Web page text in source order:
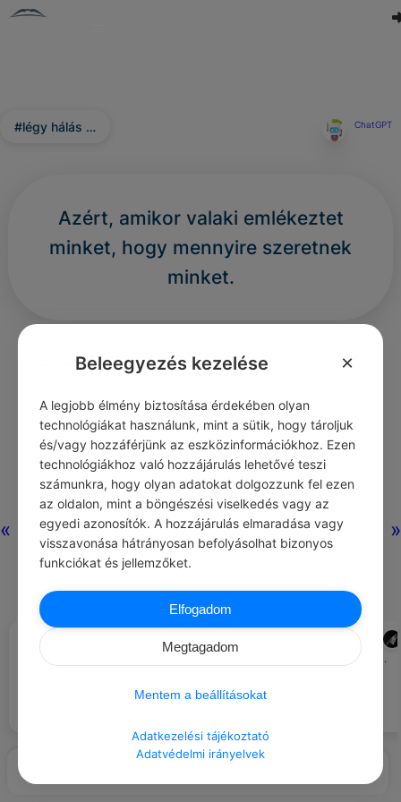
« »
#légy hálás … ChatGPT
Azért, amikor valaki emlékeztet
minket, hogy mennyire szeretnek
minket.
#IDÉZETEK GONDOLAT
Fokozatosan jöttem rá, hogy a
legtöbb esetben a világ ígéretei
legbiztosabb, ha hiszünk
önmagunkban, és tisztában
ADMIN
Te vagy a legnagyobb kalandom.
Beleegyezés kezelése ×
A legjobb élmény biztosítása érdekében olyan
technológiákat használunk, mint a sütik, hogy tároljuk
és/vagy hozzáférjünk az eszközinformációkhoz. Ezen
technológiákhoz való hozzájárulás lehetővé teszi
számunkra, hogy olyan adatokat dolgozzunk fel ezen
az oldalon, mint a böngészési viselkedés vagy az
egyedi azonosítók. A hozzájárulás elmaradása vagy
visszavonása hátrányosan befolyásolhat bizonyos
funkciókat és jellemzőket.
Elfogadom
Megtagadom
Mentem a beállításokat
Adatkezelési tájékoztató
Adatvédelmi irányelvek